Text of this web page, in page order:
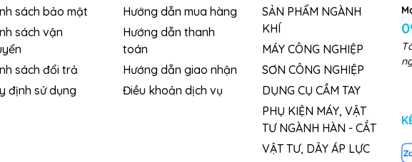
sách bảo mật
sách vận
sách đổi trả
định sử dụng
Hướng dẫn mua hàng
Hướng dẫn thanh
toán
Hướng dẫn giao nhận
Điều khoản dịch vụ
SẢN PHẨM NGÀNH
KHÍ
MÁY CÔNG NGHIỆP
SƠN CÔNG NGHIỆP
DỤNG CỤ CẦM TAY
PHỤ KIỆN MÁY, VẬT
TƯ NGÀNH HÀN - CẮT
VẬT TƯ, DÂY ÁP LỰC